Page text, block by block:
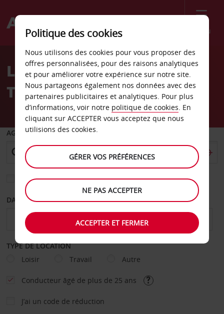
Menu
Welcome
AvisLocation de voiture
Thoune Shell Bernstrasse
AGENCE DE DÉPART
Sélectionnez une autre agence de retour
DATE DE DÉPART DATE DE RETOUR
TYPE DE LOCATION
Loisir
Travail Autre
Conducteur âgé de plus de 25 ans
J’ai un code de réduction
Politique des cookies
Nous utilisons des cookies pour vous proposer des
offres personnalisées, pour des raisons analytiques
et pour améliorer votre expérience sur notre site.
Nous partageons également nos données avec des
partenaires publicitaires et analytiques. Pour plus
d’informations, voir notre politique de cookies. En
cliquant sur ACCEPTER vous acceptez que nous
utilisions des cookies.
GÉRER VOS PRÉFÉRENCES
NE PAS ACCEPTER
ACCEPTER ET FERMER